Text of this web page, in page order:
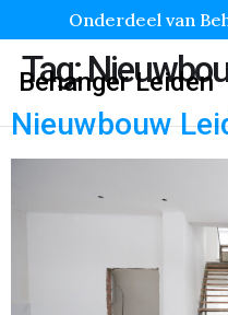
Onderdeel van
Behanger Leiden
Tag:
Nieuwbouw